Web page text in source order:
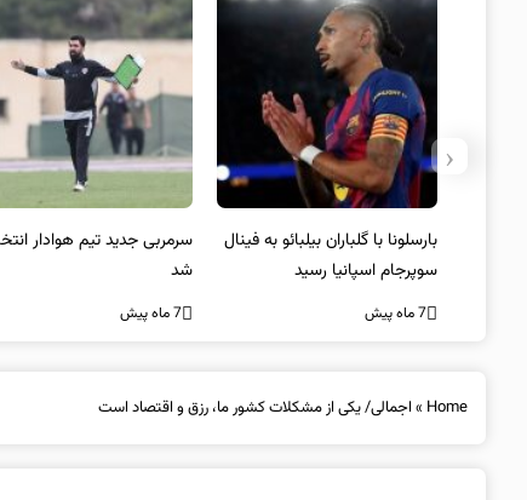
بارسلونا با گلباران بیلبائو به فینال
سوپرجام اسپانیا رسید
7 ماه پیش
سرمربی جدید تیم هوادار
شد
7 ماه پیش
‹
Home
» اجمالی/ یکی از مشکلات کشور ما، رزق و اقتصاد است